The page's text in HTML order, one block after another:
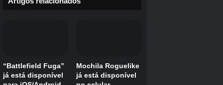
100% perfeitas no Pokémon Go, você está
Se você está procurando na natureza e tem
pelo menos nível 30 (ou superior), o ideal é